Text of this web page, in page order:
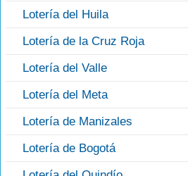
Lotería del Huila
Lotería de la Cruz Roja
Lotería del Valle
Lotería del Meta
Lotería de Manizales
Lotería de Bogotá